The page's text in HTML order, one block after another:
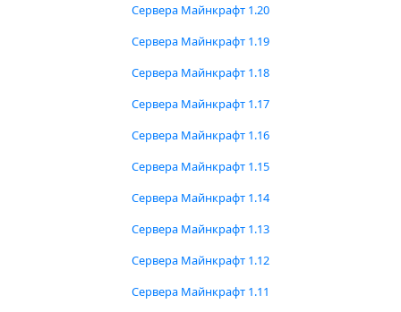
Сервера Майнкрафт 1.20
Сервера Майнкрафт 1.19
Сервера Майнкрафт 1.18
Сервера Майнкрафт 1.17
Сервера Майнкрафт 1.16
Сервера Майнкрафт 1.15
Сервера Майнкрафт 1.14
Сервера Майнкрафт 1.13
Сервера Майнкрафт 1.12
Сервера Майнкрафт 1.11